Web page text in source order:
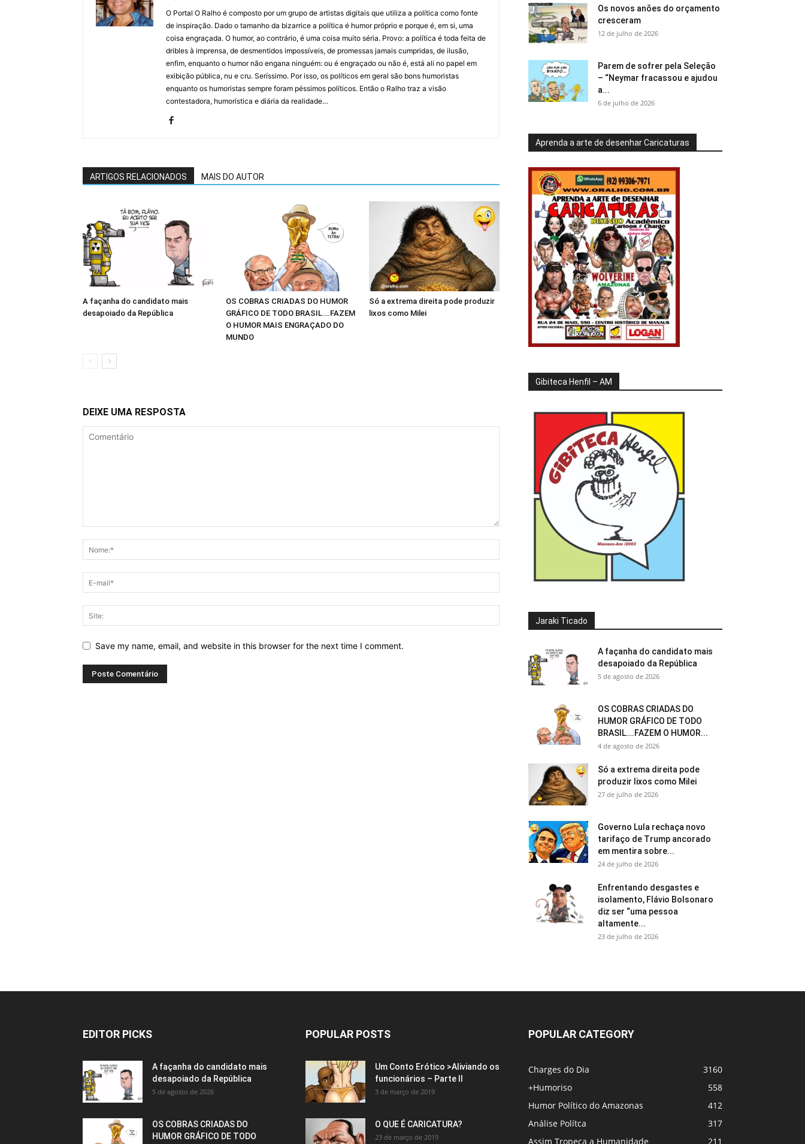
O Portal O Ralho é composto por um grupo de artistas digitais que utiliza a política como fonte
de inspiração. Dado o tamanho da bizarrice a política é humor próprio e porque é, em si, uma
coisa engraçada. O humor, ao contrário, é uma coisa muito séria. Provo: a política é toda feita de
dribles à imprensa, de desmentidos impossíveis, de promessas jamais cumpridas, de ilusão,
enfim, enquanto o humor não engana ninguém: ou é engraçado ou não é, está ali no papel em
exibição pública, nu e cru. Seríssimo. Por isso, os políticos em geral são bons humoristas
enquanto os humoristas sempre foram péssimos políticos. Então o Ralho traz a visão
contestadora, humorística e diária da realidade…
ARTIGOS RELACIONADOS MAIS DO AUTOR
A façanha do candidato mais
desapoiado da República
OS COBRAS CRIADAS DO HUMOR
GRÁFICO DE TODO BRASIL….FAZEM
O HUMOR MAIS ENGRAÇADO DO
MUNDO
Só a extrema direita pode produzir
lixos como Milei
DEIXE UMA RESPOSTA
Save my name, email, and website in this browser for the next time I comment.
Os novos anões do orçamento
cresceram
12 de julho de 2026
Parem de sofrer pela Seleção
– “Neymar fracassou e ajudou
a...
6 de julho de 2026
Aprenda a arte de desenhar Caricaturas
Gibiteca Henfil – AM
Jaraki Ticado
A façanha do candidato mais
desapoiado da República
5 de agosto de 2026
OS COBRAS CRIADAS DO
HUMOR GRÁFICO DE TODO
BRASIL….FAZEM O HUMOR...
4 de agosto de 2026
Só a extrema direita pode
produzir lixos como Milei
27 de julho de 2026
Governo Lula rechaça novo
tarifaço de Trump ancorado
em mentira sobre...
24 de julho de 2026
Enfrentando desgastes e
isolamento, Flávio Bolsonaro
diz ser “uma pessoa
altamente...
23 de julho de 2026
EDITOR PICKS
A façanha do candidato mais
desapoiado da República
5 de agosto de 2026
OS COBRAS CRIADAS DO
HUMOR GRÁFICO DE TODO
POPULAR POSTS
Um Conto Erótico >Aliviando os
funcionários – Parte II
3 de março de 2019
O QUE É CARICATURA?
23 de março de 2019
POPULAR CATEGORY
Charges do Dia
3160
+Humoriso
558
Humor Político do Amazonas
412
Análise Polítca
317
Assim Tropeça a Humanidade
211